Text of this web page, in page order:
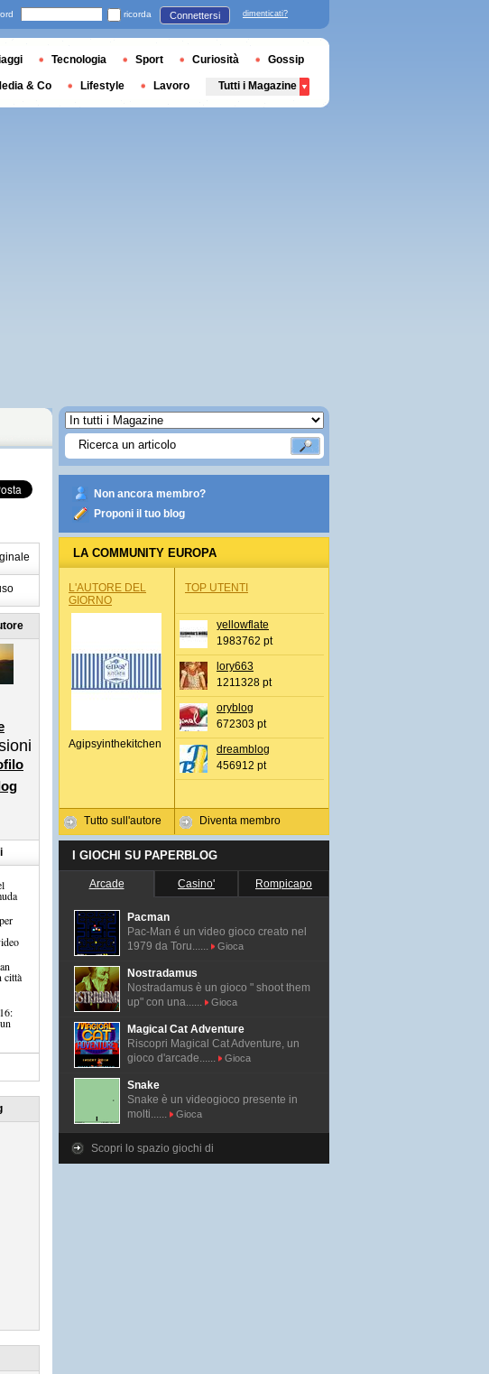
città
Non ancora membro?
Proponi il tuo blog
LA COMMUNITY EUROPA
L'AUTORE DEL
GIORNO
Agipsyinthekitchen
Tutto sull'autore
TOP UTENTI
yellowflate
1983762 pt
lory663
1211328 pt
oryblog
672303 pt
dreamblog
456912 pt
Diventa membro
I GIOCHI SU PAPERBLOG
Arcade Casino' Rompicapo
Pacman
Pac-Man é un video gioco creato nel
1979 da Toru......
Gioca
Nostradamus
Nostradamus è un gioco " shoot them
up" con una......
Gioca
Magical Cat Adventure
Riscopri Magical Cat Adventure, un
gioco d'arcade......
Gioca
Snake
Snake è un videogioco presente in
molti......
Gioca
Scopri lo spazio giochi di
ricorda Connettersi dimenticati?
Tecnologia Sport Curiosità Gossip
& Co Lifestyle Lavoro Tutti i Magazine